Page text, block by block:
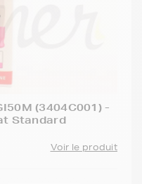
(3404C001) -
Standard
Voir le produit